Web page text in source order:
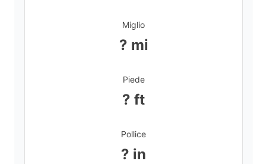
Miglio
? mi
Piede
? ft
Pollice
? in